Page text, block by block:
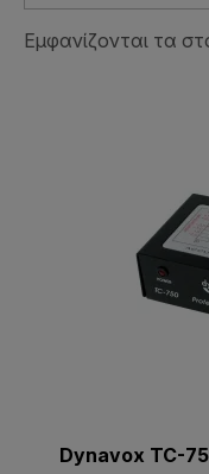
Εμφανίζονται τα
Dynavox TC-